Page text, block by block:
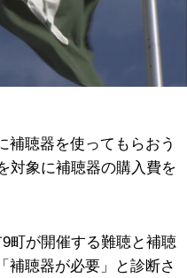
聴器を使ってもらおう
対象に補聴器の購入費を
町が開催する難聴と補聴
補聴器が必要」と診断さ